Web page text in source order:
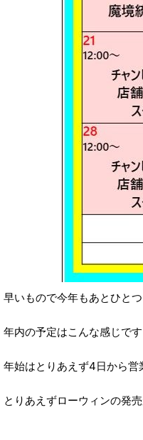
早いもので今年もあとひとつ
年内の予定はこんな感じです
年始はとりあえず4日から営
とりあえずローウィンの発